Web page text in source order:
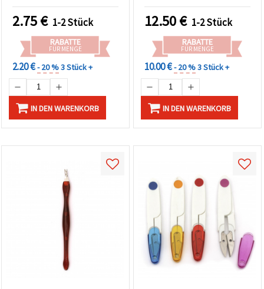
2.75€ 1-2 Stück
RABATTE
FÜR MENGE
2.20 €- 20 %3 Stück +
IN DEN WARENKORB
12.50€ 1-2 Stück
RABATTE
FÜR MENGE
10.00 €- 20 %3 Stück +
IN DEN WARENKORB